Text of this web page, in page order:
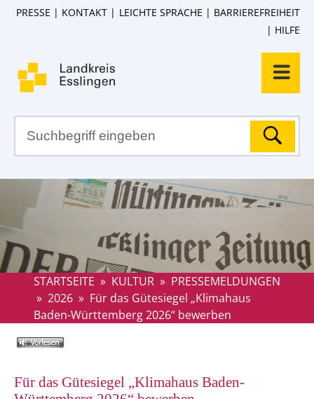
PRESSE KONTAKT LEICHTE SPRACHE
BARRIEREFREIHEIT
HILFE
STARTSEITE » KULTUR » PRESSEMELDUNGEN
» 2026 » Für das Gütesiegel „Klimahaus
Baden-Württemberg 2026“ bewerben
Für das Gütesiegel „Klimahaus Baden-